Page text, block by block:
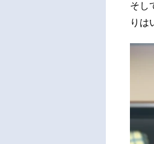
そし
りは